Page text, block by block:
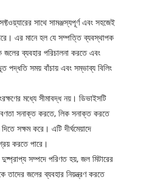
সাথে সামঞ্জস্যপূর্ণ এবং সহজেই
এর মানে হল যে সম্পত্তি ব্যবস্থাপক
জলের ব্যবহার পরিচালনা করতে এবং
পদ্ধতি সময় বাঁচায় এবং সম্ভাব্য বিলিং
মধ্যে সীমাবদ্ধ নয়। ডিভাইসটি
সনাক্ত করতে, লিক সনাক্ত করতে
সক্ষম করে। এটি দীর্ঘমেয়াদে
করতে পারে।
সম্পদে পরিণত হয়, জল মিটারের
তাদের জলের ব্যবহার নিয়ন্ত্রণ করতে